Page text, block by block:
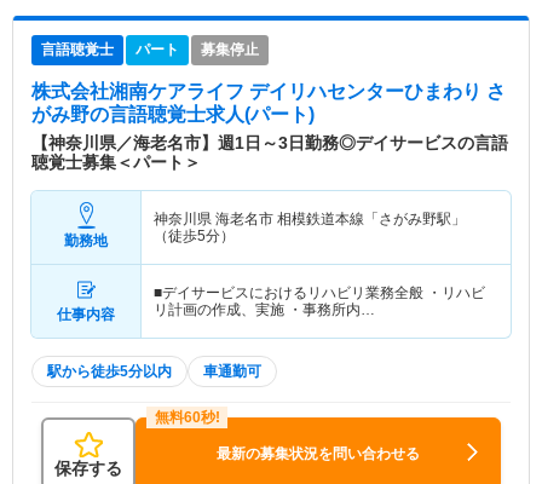
言語聴覚士 パート 募集停止
株式会社湘南ケアライフ デイリハセンターひまわり さ
がみ野の言語聴覚士求人(パート)
【神奈川県／海老名市】週1日～3日勤務◎デイサービスの言語
聴覚士募集＜パート＞
勤務地
神奈川県 海老名市 相模鉄道本線「さがみ野駅」
（徒歩5分）
仕事内容
■デイサービスにおけるリハビリ業務全般 ・リハビ
リ計画の作成、実施 ・事務所内…
駅から徒歩5分以内 車通勤可
保存する
最新の募集状況を問い合わせる